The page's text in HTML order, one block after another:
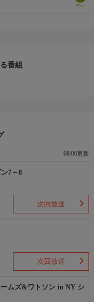
番組
08/06更新
7～8
次回放送
次回放送
ムズ&ワトソン in NY シ